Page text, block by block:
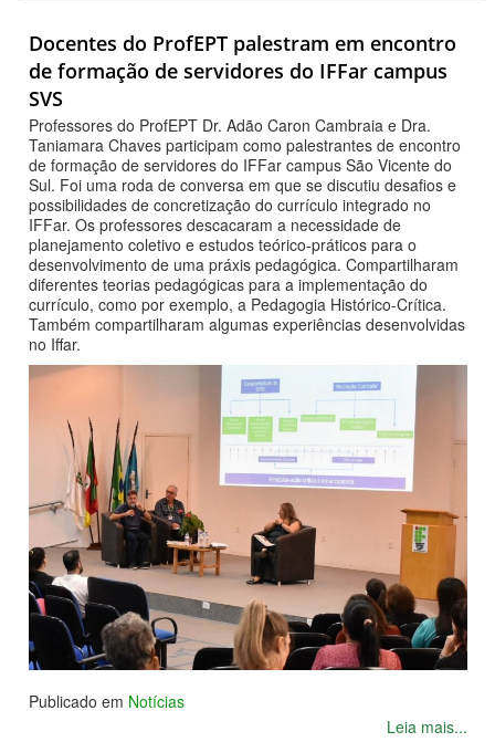
Docentes do ProfEPT palestram em encontro
de formação de servidores do IFFar campus
SVS
Professores do ProfEPT Dr. Adão Caron Cambraia e Dra.
Taniamara Chaves participam como palestrantes de encontro
de formação de servidores do IFFar campus São Vicente do
Sul. Foi uma roda de conversa em que se discutiu desafios e
possibilidades de concretização do currículo integrado no
IFFar. Os professores descacaram a necessidade de
planejamento coletivo e estudos teórico-práticos para o
desenvolvimento de uma práxis pedagógica. Compartilharam
diferentes teorias pedagógicas para a implementação do
currículo, como por exemplo, a Pedagogia Histórico-Crítica.
Também compartilharam algumas experiências desenvolvidas
no Iffar.
Publicado em Notícias
Leia mais...